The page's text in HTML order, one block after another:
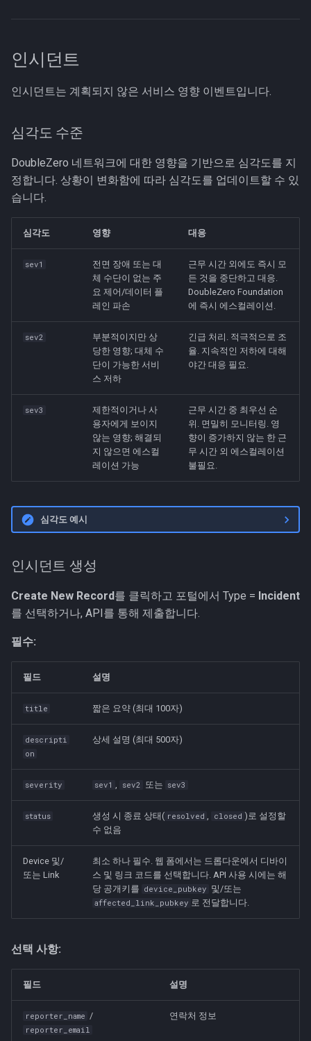
인시던트
인시던트는 계획되지 않은 서비스 영향 이벤트입니다.
심각도 수준
DoubleZero 네트워크에 대한 영향을 기반으로 심각도를 지
정합니다. 상황이 변화함에 따라 심각도를 업데이트할 수 있
습니다.
심각도 영향 대응
sev1
전면 장애 또는 대
체 수단이 없는 주
요 제어/데이터 플
레인 파손
근무 시간 외에도 즉시 모
든 것을 중단하고 대응.
DoubleZero Foundation
에 즉시 에스컬레이션.
sev2
부분적이지만 상
당한 영향; 대체 수
단이 가능한 서비
스 저하
긴급 처리. 적극적으로 조
율. 지속적인 저하에 대해
야간 대응 필요.
sev3
제한적이거나 사
용자에게 보이지
않는 영향; 해결되
지 않으면 에스컬
레이션 가능
근무 시간 중 최우선 순
위. 면밀히 모니터링. 영
향이 증가하지 않는 한 근
무 시간 외 에스컬레이션
불필요.
심각도 예시
인시던트 생성
Create New Record를 클릭하고 포털에서 Type = Incident
를 선택하거나, API를 통해 제출합니다.
필수:
필드 설명
title 짧은 요약 (최대 100자)
descripti
on
상세 설명 (최대 500자)
severity sev1 , sev2 또는 sev3
status 생성 시 종료 상태( resolved , closed )로 설정할
수 없음
Device 및/
또는 Link
최소 하나 필수. 웹 폼에서는 드롭다운에서 디바이
스 및 링크 코드를 선택합니다. API 사용 시에는 해
당 공개키를 device_pubkey 및/또는
affected_link_pubkey 로 전달합니다.
선택 사항:
필드 설명
reporter_name /
reporter_email
연락처 정보